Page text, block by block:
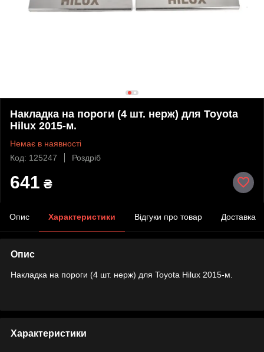
Накладка на пороги (4 шт. нерж) для Toyota
Hilux 2015-м.
Немає в наявності
Код: 125247
Роздріб
641 ₴
Опис Характеристики Відгуки про товар Доставка
Опис
Накладка на пороги (4 шт. нерж) для Toyota Hilux 2015-м.
Характеристики